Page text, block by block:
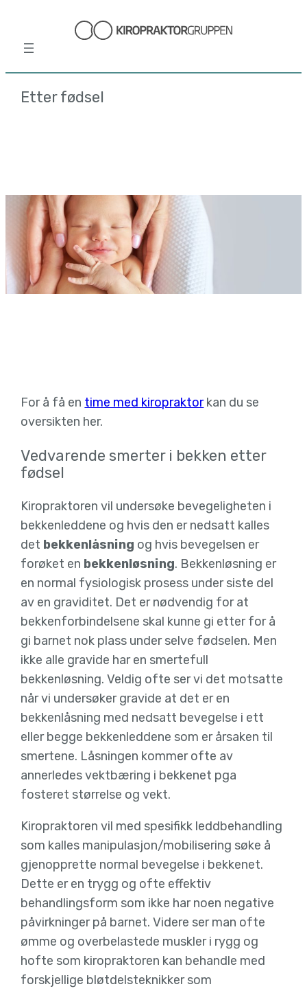
innhold
Etter fødsel
For å få en time med kiropraktorkan du se
oversikten her.
Vedvarende smerter i bekken etter
fødsel
Kiropraktoren vil undersøke bevegeligheten i
bekkenleddene og hvis den er nedsatt kalles
det bekkenlåsning og hvis bevegelsen er
forøket en bekkenløsning. Bekkenløsning er
en normal fysiologisk prosess under siste del
av en graviditet. Det er nødvendig for at
bekkenforbindelsene skal kunne gi etter for å
gi barnet nok plass under selve fødselen. Men
ikke alle gravide har en smertefull
bekkenløsning. Veldig ofte ser vi det motsatte
når vi undersøker gravide at det er en
bekkenlåsning med nedsatt bevegelse i ett
eller begge bekkenleddene som er årsaken til
smertene. Låsningen kommer ofte av
annerledes vektbæring i bekkenet pga
fosteret størrelse og vekt.
Kiropraktoren vil med spesifikk leddbehandling
som kalles manipulasjon/mobilisering søke å
gjenopprette normal bevegelse i bekkenet.
Dette er en trygg og ofte effektiv
behandlingsform som ikke har noen negative
påvirkninger på barnet. Videre ser man ofte
ømme og overbelastede muskler i rygg og
hofte som kiropraktoren kan behandle med
forskjellige bløtdelsteknikker som